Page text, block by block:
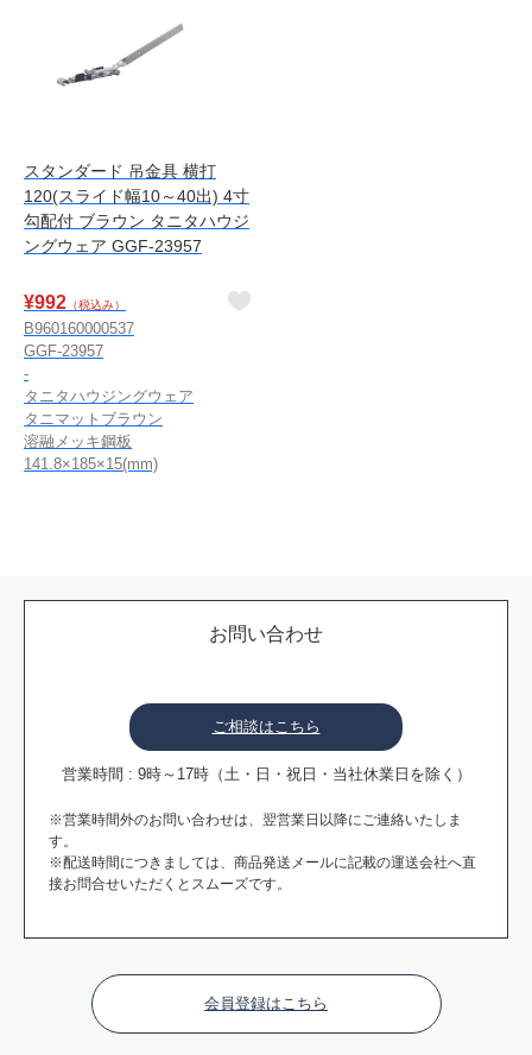
スタンダード 吊金具 横打
120(スライド幅10～40出) 4寸
勾配付 ブラウン タニタハウジ
ングウェア GGF-23957
¥992 （税込み）
B960160000537
GGF-23957
-
タニタハウジングウェア
タニマットブラウン
溶融メッキ鋼板
141.8×185×15(mm)
お問い合わせ
ご相談はこちら
営業時間 : 9時～17時（土・日・祝日・当社休業日を除く）
※営業時間外のお問い合わせは、翌営業日以降にご連絡いたしま
す。
※配送時間につきましては、商品発送メールに記載の運送会社へ直
接お問合せいただくとスムーズです。
会員登録はこちら